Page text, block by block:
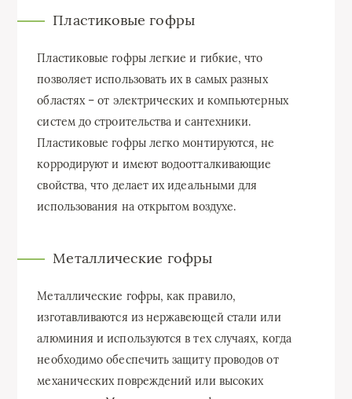
Пластиковые гофры
Пластиковые гофры легкие и гибкие, что
позволяет использовать их в самых разных
областях – от электрических и компьютерных
систем до строительства и сантехники.
Пластиковые гофры легко монтируются, не
корродируют и имеют водоотталкивающие
свойства, что делает их идеальными для
использования на открытом воздухе.
Металлические гофры
Металлические гофры, как правило,
изготавливаются из нержавеющей стали или
алюминия и используются в тех случаях, когда
необходимо обеспечить защиту проводов от
механических повреждений или высоких